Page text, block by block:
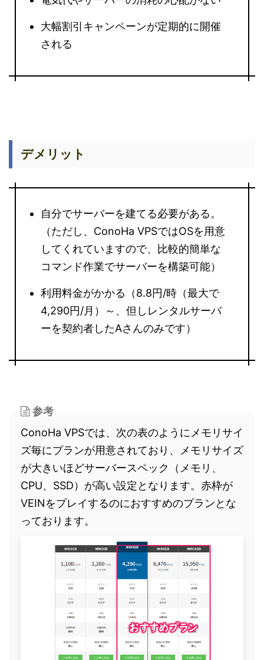
大幅割引キャンペーンが定期的に開催
される
デメリット
自分でサーバーを建てる必要がある。
（ただし、ConoHa VPSではOSを用意
してくれていますので、比較的簡単な
コマンド作業でサーバーを構築可能）
利用料金がかかる（8.8円/時（最大で
4,290円/月）～、但しレンタルサーバ
ーを契約者したAさんのみです）
参考
ConoHa VPSでは、次の表のようにメモリサイ
ズ毎にプランが用意されており、メモリサイズ
が大きいほどサーバースペック（メモリ、
CPU、SSD）が高い設定となります。赤枠が
VEINをプレイするのにおすすめのプランとな
っております。